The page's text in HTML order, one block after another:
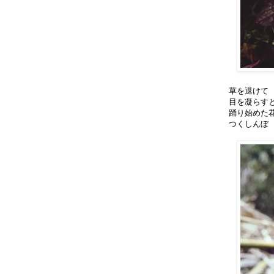
草を退けて
目を凝らす
踊り始めた
つくしんぼ